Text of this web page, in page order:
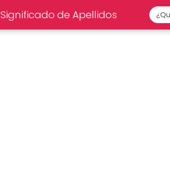
Significado de Apellidos